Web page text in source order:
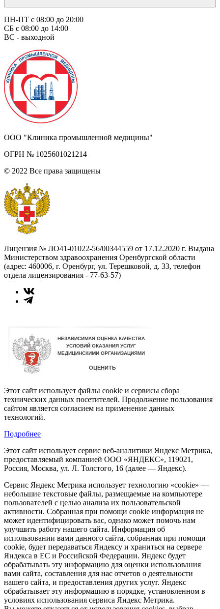
ПН-ПТ с 08:00 до 20:00
СБ с 08:00 до 14:00
ВС - выходной
ООО "Клиника промышленной медицины"
ОГРН № 1025601021214
© 2022 Все права защищены
Лицензия № ЛО41-01022-56/00344559 от 17.12.2020 г. Выдана
Министерством здравоохранения Оренбургской области
(адрес: 460006, г. Оренбург, ул. Терешковой, д. 33, телефон
отдела лицензирования - 77-63-57)
Этот сайт использует файлы cookie и сервисы сбора
технических данных посетителей. Продолжение пользования
сайтом является согласием на применение данных
технологий.
Подробнее
Этот сайт использует сервис веб-аналитики Яндекс Метрика,
предоставляемый компанией ООО «ЯНДЕКС», 119021,
Россия, Москва, ул. Л. Толстого, 16 (далее — Яндекс).
Сервис Яндекс Метрика использует технологию «cookie» —
небольшие текстовые файлы, размещаемые на компьютере
пользователей с целью анализа их пользовательской
активности. Собранная при помощи cookie информация не
может идентифицировать вас, однако может помочь нам
улучшить работу нашего сайта. Информация об
использовании вами данного сайта, собранная при помощи
cookie, будет передаваться Яндексу и храниться на сервере
Яндекса в ЕС и Российской Федерации. Яндекс будет
обрабатывать эту информацию для оценки использования
вами сайта, составления для нас отчетов о деятельности
нашего сайта, и предоставления других услуг. Яндекс
обрабатывает эту информацию в порядке, установленном в
условиях использования сервиса Яндекс Метрика.